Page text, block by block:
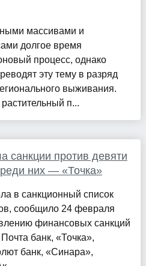
массивами и
долгое время
процесс, однако
эту тему в разряд
выживания.
п...
санкции против девяти
них — «Точка»
в санкционный список
сообщило 24 февраля
финансовых санкций
банк, «Точка»,
банк, «Синара»,